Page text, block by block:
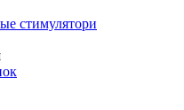
стимулятори